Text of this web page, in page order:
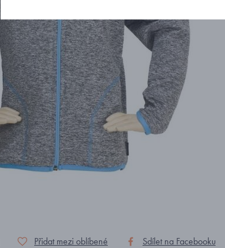
Přidat mezi oblíbené Sdílet na Facebooku